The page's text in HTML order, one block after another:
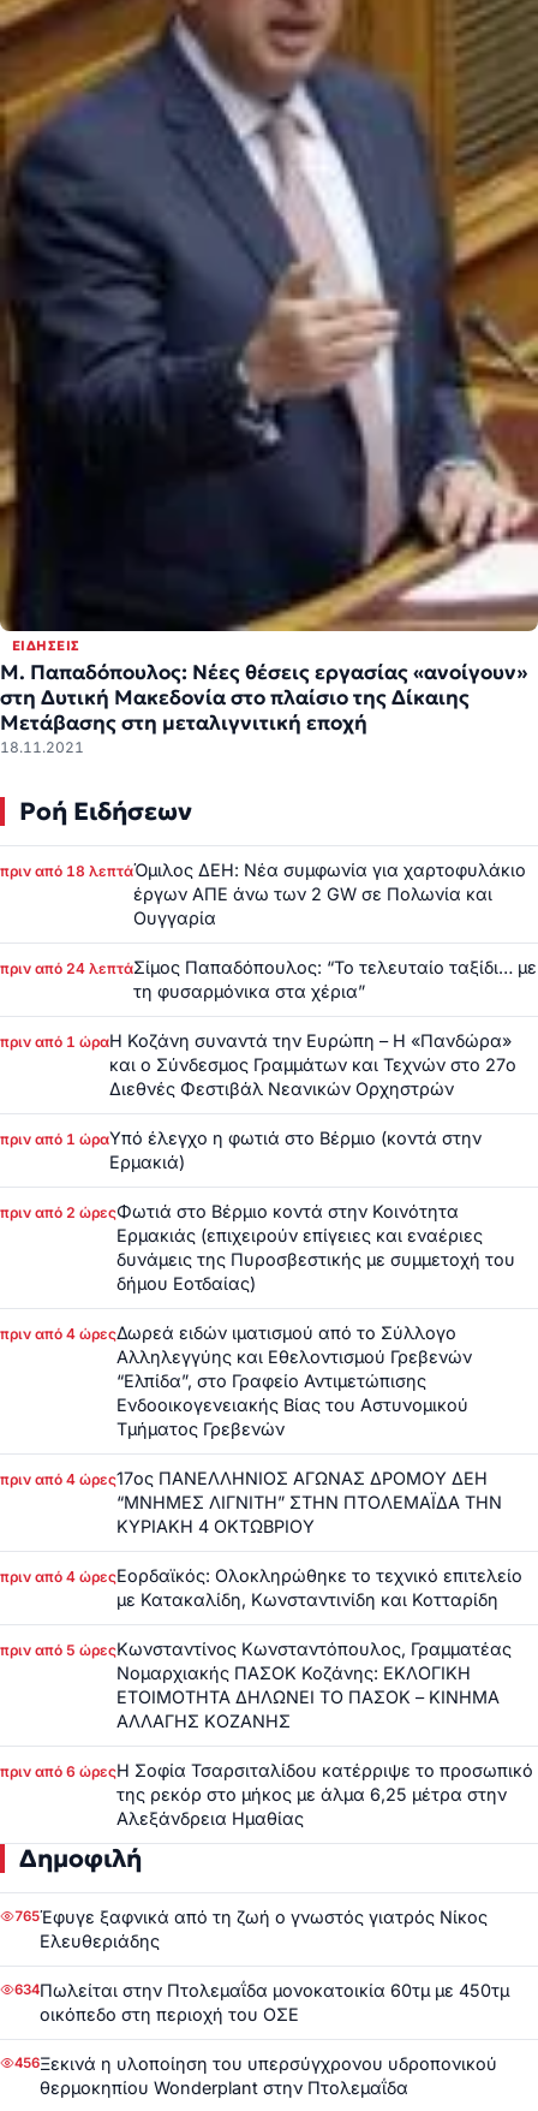
ΕΙΔΉΣΕΙΣ
Μ. Παπαδόπουλος: Νέες θέσεις εργασίας «ανοίγουν»
στη Δυτική Μακεδονία στο πλαίσιο της Δίκαιης
Μετάβασης στη μεταλιγνιτική εποχή
18.11.2021
Ροή Ειδήσεων
πριν από 18 λεπτάΌμιλος ΔΕΗ: Νέα συμφωνία για χαρτοφυλάκιο
έργων ΑΠΕ άνω των 2 GW σε Πολωνία και
Ουγγαρία
πριν από 24 λεπτάΣίμος Παπαδόπουλος: “Το τελευταίο ταξίδι… με
τη φυσαρμόνικα στα χέρια”
πριν από 1 ώραΗ Κοζάνη συναντά την Ευρώπη – Η «Πανδώρα»
και ο Σύνδεσμος Γραμμάτων και Τεχνών στο 27ο
Διεθνές Φεστιβάλ Νεανικών Ορχηστρών
πριν από 1 ώραΥπό έλεγχο η φωτιά στο Βέρμιο (κοντά στην
Ερμακιά)
πριν από 2 ώρεςΦωτιά στο Βέρμιο κοντά στην Κοινότητα
Ερμακιάς (επιχειρούν επίγειες και εναέριες
δυνάμεις της Πυροσβεστικής με συμμετοχή του
δήμου Εοτδαίας)
πριν από 4 ώρεςΔωρεά ειδών ιματισμού από το Σύλλογο
Αλληλεγγύης και Εθελοντισμού Γρεβενών
“Ελπίδα”, στο Γραφείο Αντιμετώπισης
Ενδοοικογενειακής Βίας του Αστυνομικού
Τμήματος Γρεβενών
πριν από 4 ώρες17ος ΠΑΝΕΛΛΗΝΙΟΣ ΑΓΩΝΑΣ ΔΡΟΜΟΥ ΔΕΗ
“ΜΝΗΜΕΣ ΛΙΓΝΙΤΗ” ΣΤΗΝ ΠΤΟΛΕΜΑΪΔΑ ΤΗΝ
ΚΥΡΙΑΚΗ 4 ΟΚΤΩΒΡΙΟΥ
πριν από 4 ώρεςΕορδαϊκός: Ολοκληρώθηκε το τεχνικό επιτελείο
με Κατακαλίδη, Κωνσταντινίδη και Κοτταρίδη
πριν από 5 ώρεςΚωνσταντίνος Κωνσταντόπουλος, Γραμματέας
Νομαρχιακής ΠΑΣΟΚ Κοζάνης: ΕΚΛΟΓΙΚΗ
ΕΤΟΙΜΟΤΗΤΑ ΔΗΛΩΝΕΙ ΤΟ ΠΑΣΟΚ – ΚΙΝΗΜΑ
ΑΛΛΑΓΗΣ ΚΟΖΑΝΗΣ
πριν από 6 ώρεςΗ Σοφία Τσαρσιταλίδου κατέρριψε το προσωπικό
της ρεκόρ στο μήκος με άλμα 6,25 μέτρα στην
Αλεξάνδρεια Ημαθίας
Δημοφιλή
765Έφυγε ξαφνικά από τη ζωή ο γνωστός γιατρός Νίκος
Ελευθεριάδης
634Πωλείται στην Πτολεμαΐδα μονοκατοικία 60τμ με 450τμ
οικόπεδο στη περιοχή του ΟΣΕ
456Ξεκινά η υλοποίηση του υπερσύγχρονου υδροπονικού
θερμοκηπίου Wonderplant στην Πτολεμαΐδα